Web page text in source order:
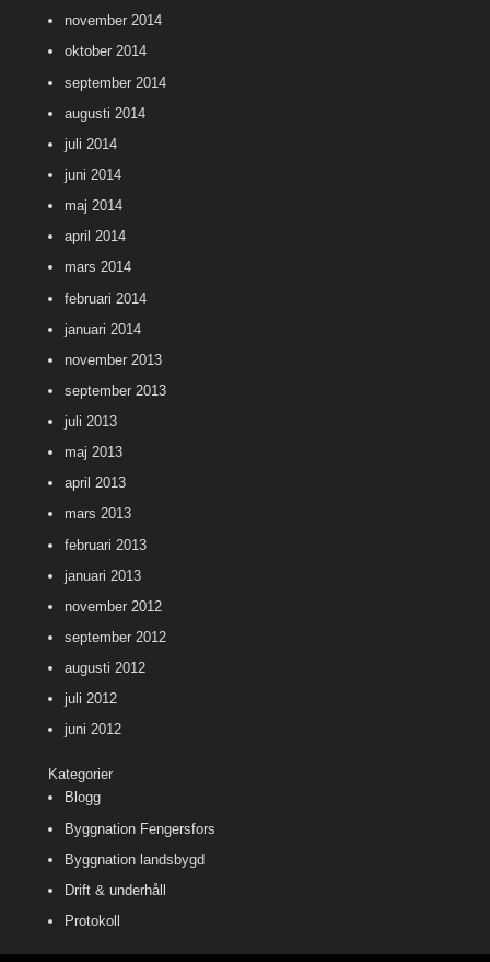
november 2014
oktober 2014
september 2014
augusti 2014
juli 2014
juni 2014
maj 2014
april 2014
mars 2014
februari 2014
januari 2014
november 2013
september 2013
juli 2013
maj 2013
april 2013
mars 2013
februari 2013
januari 2013
november 2012
september 2012
augusti 2012
juli 2012
juni 2012
Kategorier
Blogg
Byggnation Fengersfors
Byggnation landsbygd
Drift & underhåll
Protokoll